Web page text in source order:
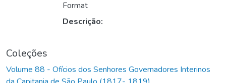
Format
Descrição:
Coleções
Volume 88 - Ofícios dos Senhores Governadores Interinos